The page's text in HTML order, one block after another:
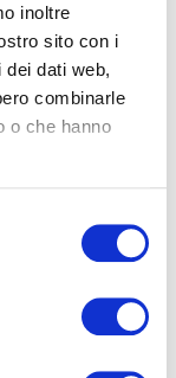
inoltre
sito con i
dati web,
combinarle
o che hanno